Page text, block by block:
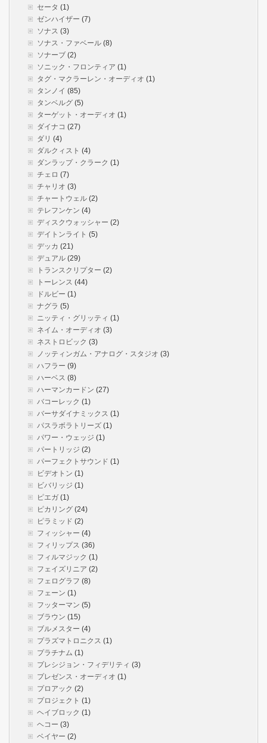
セータ (1)
ゼンハイザー (7)
ソナス (3)
ソナス・ファベール (8)
ソナーブ (2)
ソニック・フロンティア (1)
タグ・マクラーレン・オーディオ (1)
タンノイ (85)
タンベルグ (5)
ターゲット・オーディオ (1)
ダイナコ (27)
ダリ (4)
ダルクィスト (4)
ダンラップ・クラーク (1)
チェロ (7)
チャリオ (3)
チャートウェル (2)
テレフンケン (4)
ディスクウォッシャー (2)
デイトンライト (5)
デッカ (21)
デュアル (29)
トランスクリプター (2)
トーレンス (44)
ドルビー (1)
ナグラ (5)
ニッティ・グリッティ (1)
ネイム・オーディオ (3)
ネストロビック (3)
ノッティンガム・アナログ・スタジオ (3)
ハフラー (9)
ハーベス (8)
ハーマンカードン (27)
バコーレック (1)
バーサダイナミックス (1)
パスラボラトリーズ (1)
パワー・ウェッジ (1)
パートリッジ (2)
パーフェクトサウンド (1)
ビデオトン (1)
ビバリッジ (1)
ピエガ (1)
ピカリング (24)
ピラミッド (2)
フィッシャー (4)
フィリップス (36)
フィルマジック (1)
フェイズリニア (2)
フェログラフ (8)
フェーン (1)
フッターマン (5)
ブラウン (15)
ブルメスター (4)
プラズマトロニクス (1)
プラチナム (1)
プレシジョン・フィデリティ (3)
プレゼンス・オーディオ (1)
プロアック (2)
プロジェクト (1)
ヘイブロック (1)
ヘコー (3)
ベイヤー (2)